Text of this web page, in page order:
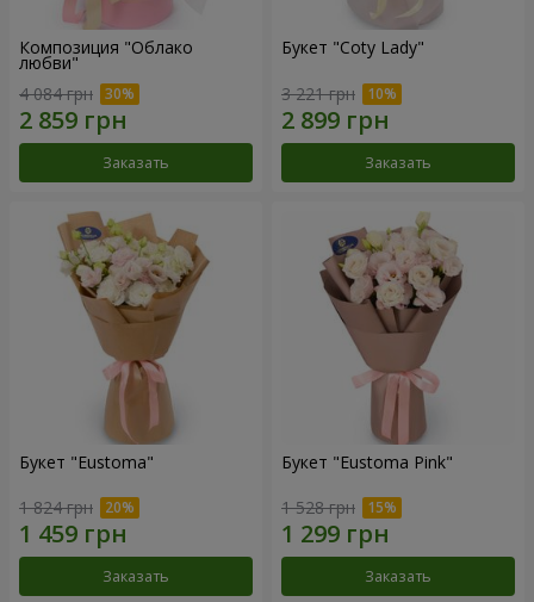
Композиция "Облако
любви"
4 084 грн
Заказать
Букет "Coty Lady"
3 221 грн
Заказать
Букет "Eustoma"
1 824 грн
Заказать
Букет "Eustoma Pink"
1 528 грн
Заказать